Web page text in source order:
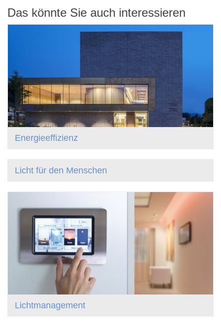
Das könnte Sie auch interessieren
Energieeffizienz
Licht für den Menschen
Lichtmanagement